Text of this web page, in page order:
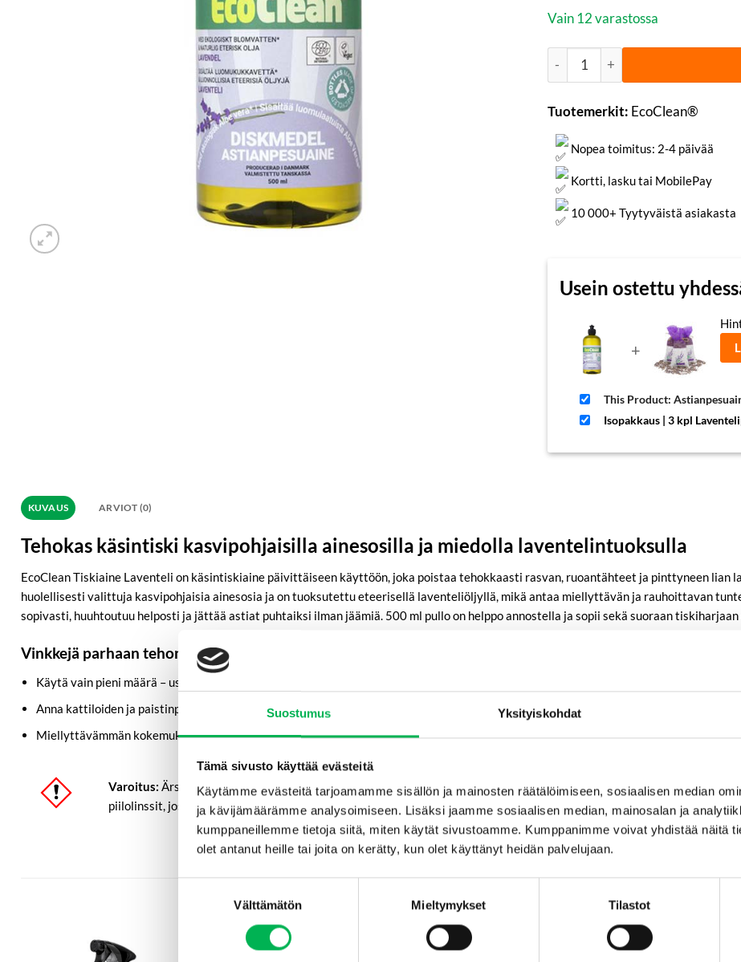
Suostumus Yksityiskohdat
Tämä sivusto käyttää evästeitä
Käytämme evästeitä tarjoamamme sisällön ja mainosten räätälöimiseen, sosiaalisen median
ja kävijämäärämme analysoimiseen. Lisäksi jaamme sosiaalisen median, mainosalan ja
kumppaneillemme tietoja siitä, miten käytät sivustoamme. Kumppanimme voivat yhdistää näitä
olet antanut heille tai joita on kerätty, kun olet käyttänyt heidän palvelujaan.
Välttämätön Mieltymykset Tilastot
Vain 12 varastossa
Astianpesuaine Laventeli
Tuotemerkit: EcoClean®
Nopea toimitus: 2-4 päivää
Kortti, lasku tai MobilePay
10 000+ Tyytyväistä asiakasta
Usein ostettu
+
This Product:
Isopakkaus | 3 kpl
KUVAUS ARVIOT (0)
Tehokas käsintiski kasvipohjaisilla ainesosilla ja miedolla laventelintuoksulla
EcoClean Tiskiaine Laventeli on käsintiskiaine päivittäiseen käyttöön, joka poistaa tehokkaasti rasvan, ruoantähteet ja pinttyneen lian
huolellisesti valittuja kasvipohjaisia ainesosia ja on tuoksutettu eteerisellä laventeliöljyllä, mikä antaa miellyttävän ja rauhoittavan
sopivasti, huuhtoutuu helposti ja jättää astiat puhtaiksi ilman jäämiä. 500 ml pullo on helppo annostella ja sopii sekä suoraan
Vinkkejä parhaan tehon saavuttamiseksi
Käytä vain pieni määrä – usein teelusikallinen riittää koko tiskialtaaseen
Anna kattiloiden ja paistinpannujen, joissa on kuivuneita jäämiä, liota kuumassa vedessä, jossa on muutama tippa tiskiaineitta
Miellyttävämmän kokemuksen saamiseksi käytä yhdessä puisesta tiskiharjasta tai luonnonmateriaalista valmistetun sienen kanssa
Varoitus: Ärsyttää voimakkaasti silmiä. Säilytä lasten ulottumattomissa. JOS KOSKETUSTA SILMIIN: Huuhtele
piilolinssit, jos se on helppoa. Jatka huuhtelua. Jos silmä-ärsytys jatkuu: Hakeudu lääkäriin. Pidä pakkaus tai etiketti
SAATAT MYÖS PITÄÄ...